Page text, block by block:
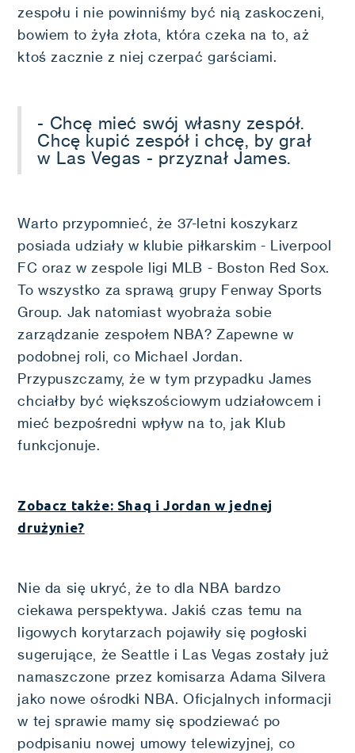
zespołu i nie powinniśmy być nią zaskoczeni,
bowiem to żyła złota, która czeka na to, aż
ktoś zacznie z niej czerpać garściami.
- Chcę mieć swój własny zespół.
Chcę kupić zespół i chcę, by grał
w Las Vegas - przyznał James.
Warto przypomnieć, że 37-letni koszykarz
posiada udziały w klubie piłkarskim - Liverpool
FC oraz w zespole ligi MLB - Boston Red Sox.
To wszystko za sprawą grupy Fenway Sports
Group. Jak natomiast wyobraża sobie
zarządzanie zespołem NBA? Zapewne w
podobnej roli, co Michael Jordan.
Przypuszczamy, że w tym przypadku James
chciałby być większościowym udziałowcem i
mieć bezpośredni wpływ na to, jak Klub
funkcjonuje.
Zobacz także: Shaq i Jordan w jednej
drużynie?
Nie da się ukryć, że to dla NBA bardzo
ciekawa perspektywa. Jakiś czas temu na
ligowych korytarzach pojawiły się pogłoski
sugerujące, że Seattle i Las Vegas zostały już
namaszczone przez komisarza Adama Silvera
jako nowe ośrodki NBA. Oficjalnych informacji
w tej sprawie mamy się spodziewać po
podpisaniu nowej umowy telewizyjnej, co